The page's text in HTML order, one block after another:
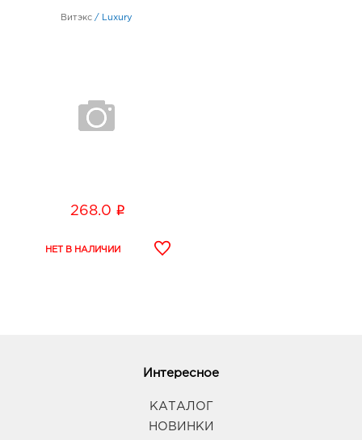
Витэкс / Luxury
268.0 i
Интересное
КАТАЛОГ
НОВИНКИ